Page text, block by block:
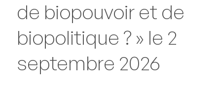
de biopouvoir et de
biopolitique ? » le 2
septembre 2026